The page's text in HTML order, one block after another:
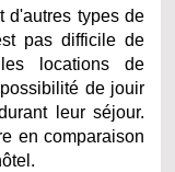
d'autres types de
pas difficile de
locations de
de jouir
leur séjour.
en comparaison